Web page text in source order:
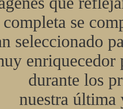
se
seleccionado
durante los
nuestra